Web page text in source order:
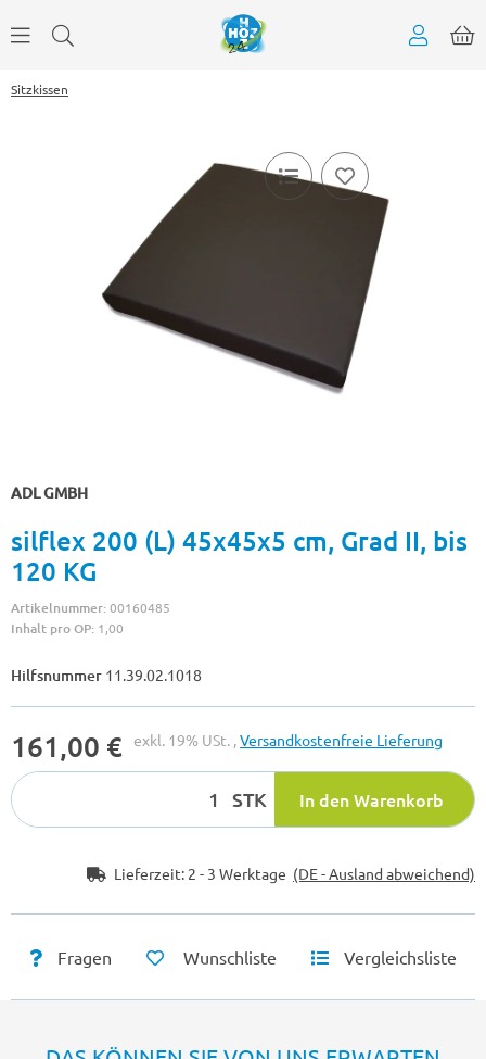
Sitzkissen
ADL GMBH
silflex 200 (L) 45x45x5 cm, Grad II, bis
120 KG
Artikelnummer:00160485
Inhalt pro OP: 1,00
Hilfsnummer 11.39.02.1018
161,00 € exkl. 19% USt. ,Versandkostenfreie Lieferung
STK In den Warenkorb
Lieferzeit: 2 - 3 Werktage (DE - Ausland abweichend)
Fragen Wunschliste Vergleichsliste